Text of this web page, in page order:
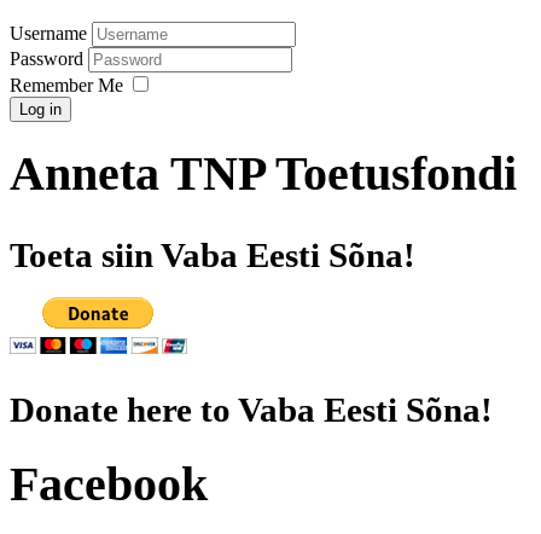
Username
Password
Remember Me
Log in
Anneta TNP Toetusfondi
Toeta siin Vaba Eesti Sõna!
Donate here to Vaba Eesti Sõna!
Facebook